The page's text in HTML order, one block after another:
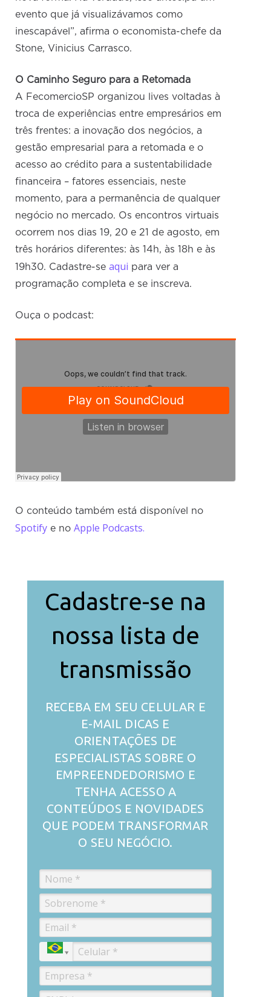
evento que já visualizávamos como
inescapável”, afirma o economista-chefe da
Stone, Vinicius Carrasco.
O Caminho Seguro para a Retomada
A FecomercioSP organizou lives voltadas à
troca de experiências entre empresários em
três frentes: a inovação dos negócios, a
gestão empresarial para a retomada e o
acesso ao crédito para a sustentabilidade
financeira – fatores essenciais, neste
momento, para a permanência de qualquer
negócio no mercado. Os encontros virtuais
ocorrem nos dias 19, 20 e 21 de agosto, em
três horários diferentes: às 14h, às 18h e às
19h30. Cadastre-seaqui para ver a
programação completa e se inscreva.
Ouça o podcast:
O conteúdo também está disponível no
Spotify e noApple Podcasts.
Cadastre-se na
nossa lista de
transmissão
RECEBA EM SEU CELULAR E
E-MAIL DICAS E
ORIENTAÇÕES DE
ESPECIALISTAS SOBRE O
EMPREENDEDORISMO E
TENHA ACESSO A
CONTEÚDOS E NOVIDADES
QUE PODEM TRANSFORMAR
O SEU NEGÓCIO.